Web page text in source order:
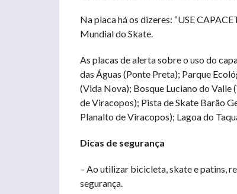
Na placa há os dizeres: “USE
Mundial do Skate.
As placas de alerta sobre o uso do
das Águas (Ponte Preta); Parque
(Vida Nova); Bosque Luciano do
de Viracopos); Pista de Skate Barão
Planalto de Viracopos); Lagoa do
Dicas de segurança
– Ao utilizar bicicleta, skate e patins,
segurança.